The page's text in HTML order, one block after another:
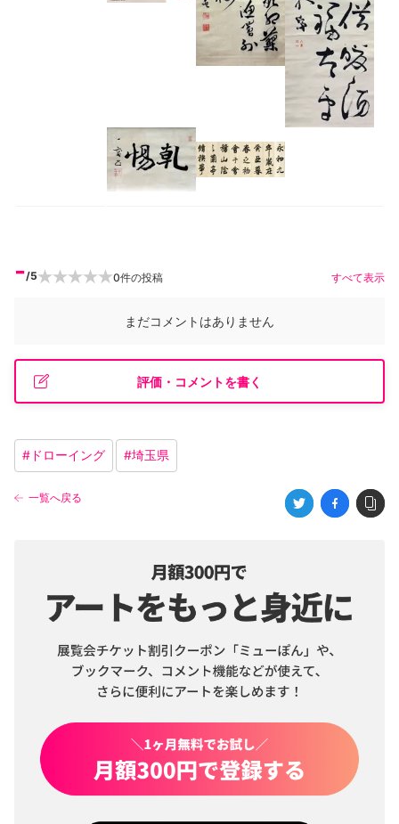
-/5 0件の投稿 すべて表示
まだコメントはありません
評価・コメントを書く
# ドローイング #埼玉県
一覧へ戻る